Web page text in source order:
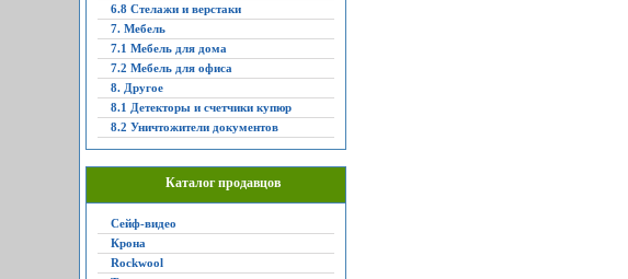
6.8 Стелажи и верстаки
7. Мебель
7.1 Мебель для дома
7.2 Мебель для офиса
8. Другое
8.1 Детекторы и счетчики купюр
8.2 Уничтожители документов
Каталог продавцов
Сейф-видео
Крона
Rockwool